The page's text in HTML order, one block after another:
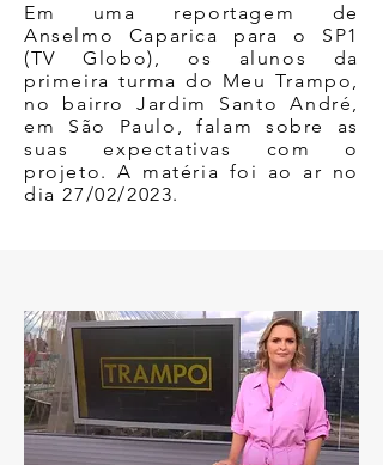
Em uma reportagem de
Anselmo Caparica para o SP1
(TV Globo), os alunos da
primeira turma do Meu Trampo,
no bairro Jardim Santo André,
em São Paulo, falam sobre as
suas expectativas com o
projeto. A matéria foi ao ar no
dia 27/02/2023.